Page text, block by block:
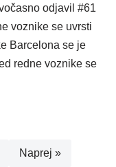
odjavil #61
voznike se uvrsti
Barcelona se je
redne voznike se
Naprej »